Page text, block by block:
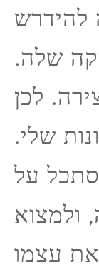
להידרש
שלה.
לכן
שלי.
על
ולמצוא